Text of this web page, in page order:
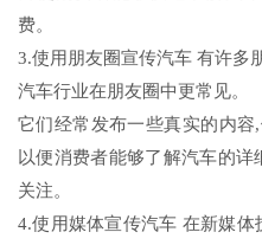
费。
3.使用朋友圈宣传汽车 有许多
汽车行业在朋友圈中更常见。
它们经常发布一些真实的内
以便消费者能够了解汽车的
关注。
4.使用媒体宣传汽车 在新媒